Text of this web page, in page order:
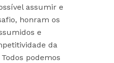
assumir e
honram os
e
da
podemos